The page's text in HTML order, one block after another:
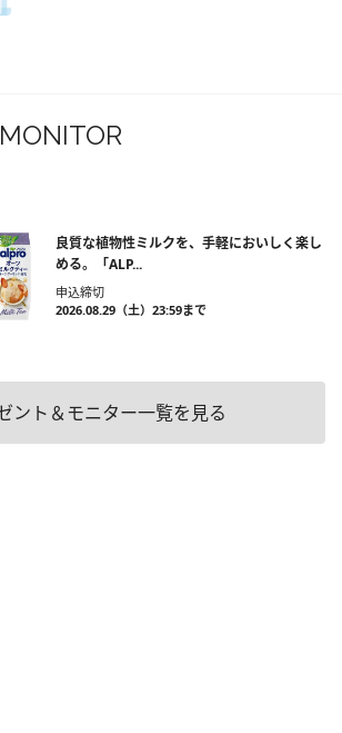
良質な植物性ミルクを、手軽においしく楽し
める。「ALP...
申込締切
2026.08.29（土）23:59まで
ント＆モニター一覧を見る